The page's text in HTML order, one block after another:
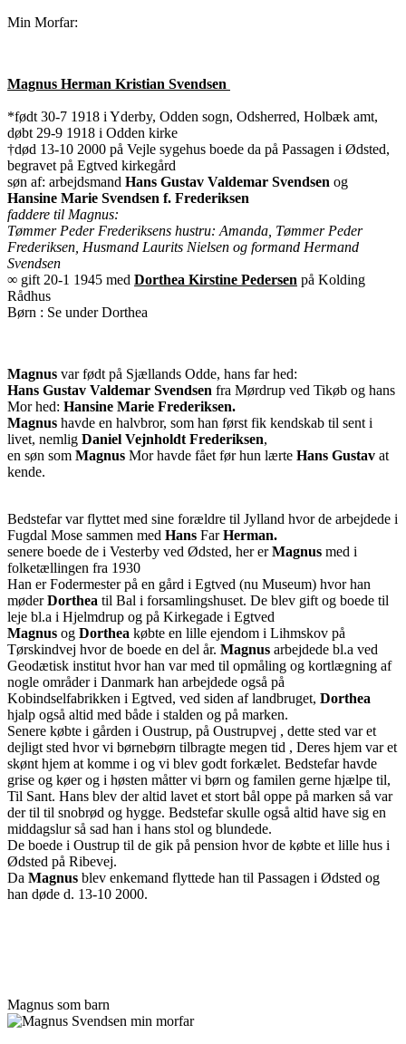
Min Morfar:
Magnus Herman Kristian Svendsen
*født 30-7 1918 i Yderby, Odden sogn, Odsherred, Holbæk amt,
døbt 29-9 1918 i Odden kirke
†død 13-10 2000 på Vejle sygehus boede da på Passagen i Ødsted,
begravet på Egtved kirkegård
søn af: arbejdsmand Hans Gustav Valdemar Svendsen og
Hansine Marie Svendsen f. Frederiksen
faddere til Magnus:
Tømmer Peder Frederiksens hustru: Amanda, Tømmer Peder
Frederiksen, Husmand Laurits Nielsen og formand Hermand
Svendsen
∞ gift 20-1 1945 med Dorthea Kirstine Pedersen på Kolding
Rådhus
Børn : Se under Dorthea
Magnus var født på Sjællands Odde, hans far hed:
Hans Gustav Valdemar Svendsen fra Mørdrup ved Tikøb og hans
Mor hed: Hansine Marie Frederiksen.
Magnus havde en halvbror, som han først fik kendskab til sent i
livet, nemlig Daniel Vejnholdt Frederiksen,
en søn som Magnus Mor havde fået før hun lærte Hans Gustav at
kende.
Bedstefar var flyttet med sine forældre til Jylland hvor de arbejdede i
Fugdal Mose sammen med Hans FarHerman.
senere boede de i Vesterby ved Ødsted, her erMagnus med i
folketællingen fra 1930
Han er Fodermester på en gård i Egtved (nu Museum) hvor han
møderDorthea til Bal i forsamlingshuset. De blev gift og boede til
leje bl.a i Hjelmdrup og på Kirkegade i Egtved
Magnus og Dorthea købte en lille ejendom i Lihmskov på
Tørskindvej hvor de boede en del år. Magnus arbejdede bl.a ved
Geodætisk institut hvor han var med til opmåling og kortlægning af
nogle områder i Danmark han arbejdede også på
Kobindselfabrikken i Egtved, ved siden af landbruget, Dorthea
hjalp også altid med både i stalden og på marken.
Senere købte i gården i Oustrup, på Oustrupvej , dette sted var et
dejligt sted hvor vi børnebørn tilbragte megen tid , Deres hjem var et
skønt hjem at komme i og vi blev godt forkælet. Bedstefar havde
grise og køer og i høsten måtter vi børn og familen gerne hjælpe til,
Til Sant. Hans blev der altid lavet et stort bål oppe på marken så var
der til til snobrød og hygge. Bedstefar skulle også altid have sig en
middagslur så sad han i hans stol og blundede.
De boede i Oustrup til de gik på pension hvor de købte et lille hus i
Ødsted på Ribevej.
Da Magnus blev enkemand flyttede han til Passagen i Ødsted og
han døde d. 13-10 2000.
Magnus som barn